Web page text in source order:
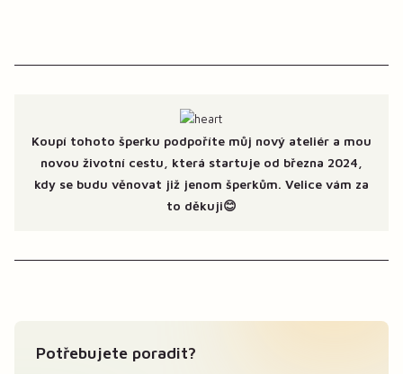
Koupí tohoto šperku podpoříte můj nový ateliér a mou
novou životní cestu, která startuje od března 2024,
kdy se budu věnovat již jenom šperkům. Velice vám za
to děkuji😊
Potřebujete poradit?